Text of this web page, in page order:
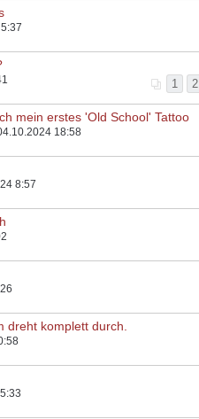
1 2
mein erstes 'Old School' Tattoo
18:58
8:57
dreht komplett durch.